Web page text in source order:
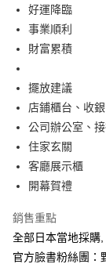
好運降臨
事業順利
財富累積
擺放建議
店鋪櫃台、收
公司辦公室、
住家玄關
客廳展示櫃
開幕賀禮
銷售重點
全部日本當地採購
官方臉書粉絲團：